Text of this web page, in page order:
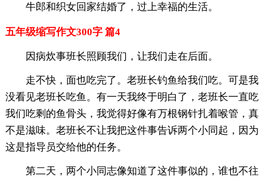
牛郎和织女回家结婚了，过上幸福的生活。
五年级缩写作文300字 篇4
因病炊事班长照顾我们，让我们走在后面。
走不快，面也吃完了。老班长钓鱼给我们吃。可是我
没看见老班长吃鱼。有一天我终于明白了，老班长一直吃
我们吃剩的鱼骨头，我觉得好像有万根钢针扎着喉管，真
不是滋味。老班长不让我把这件事告诉两个小同起，因为
这是指导员交给他的任务。
第二天，两个小同志像知道了这件事似的，谁也不往